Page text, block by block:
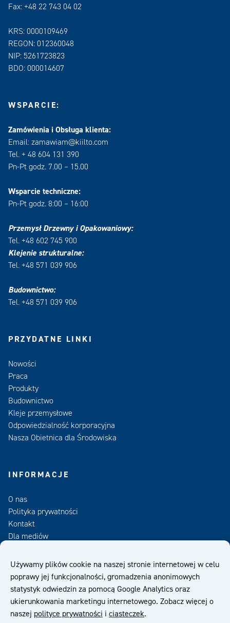
Używamy plików cookie na naszej stronie internetowej w celu
poprawy jej funkcjonalności, gromadzenia anonimowych
statystyk odwiedzin za pomocą Google Analytics oraz
ukierunkowania marketingu internetowego. Zobacz więcej o
naszej polityce prywatności i ciasteczek.
Fax: +48 22 743 04 02
KRS: 0000109469
REGON: 012360048
NIP: 5261723823
BDO: 000014607
WSPARCIE:
Zamówienia i Obsługa klienta:
Email: zamawiam@kiilto.com
Tel. + 48 604 131 390
Pn-Pt godz. 7.00 – 15.00
Wsparcie techniczne:
Pn-Pt godz. 8:00 – 16:00
Przemysł Drzewny i Opakowaniowy:
Tel. +48 602 745 900
Klejenie strukturalne:
Tel. +48 571 039 906
Budownictwo:
Tel. +48 571 039 906
PRZYDATNE LINKI
Nowości
Praca
Produkty
Budownictwo
Kleje przemysłowe
Odpowiedzialność korporacyjna
Nasza Obietnica dla Środowiska
INFORMACJE
O nas
Polityka prywatności
Kontakt
Dla mediów
Zamów Newsletter
OWS